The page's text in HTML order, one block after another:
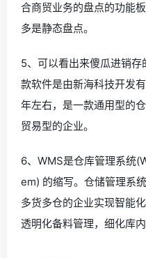
合商贸业务的盘点的功能
多是静态盘点。
5、可以看出来傻瓜进销
款软件是由新海科技开发
年左右，是一款通用型的
贸易型的企业。
6、WMS是仓库管理系统
em) 的缩写。仓储管理系
多货多仓的企业实现智能
透明化备料管理，细化库内